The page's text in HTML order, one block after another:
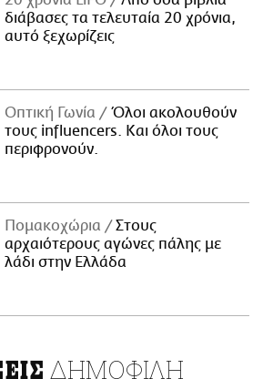
διάβασες τα τελευταία 20 χρόνια,
αυτό ξεχωρίζεις
Οπτική Γωνία
Όλοι ακολουθούν
τους influencers. Και όλοι τους
περιφρονούν.
Πομακοχώρια
Στους
αρχαιότερους αγώνες πάλης με
λάδι στην Ελλάδα
ΔΗΜΟΦΙΛΗ